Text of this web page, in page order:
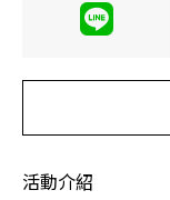
活動介紹